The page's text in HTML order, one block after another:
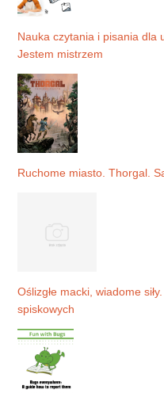
Nauka czytania i pisania dla
Jestem mistrzem
Ruchome miasto. Thorgal.
Oślizgłe macki, wiadome
spiskowych